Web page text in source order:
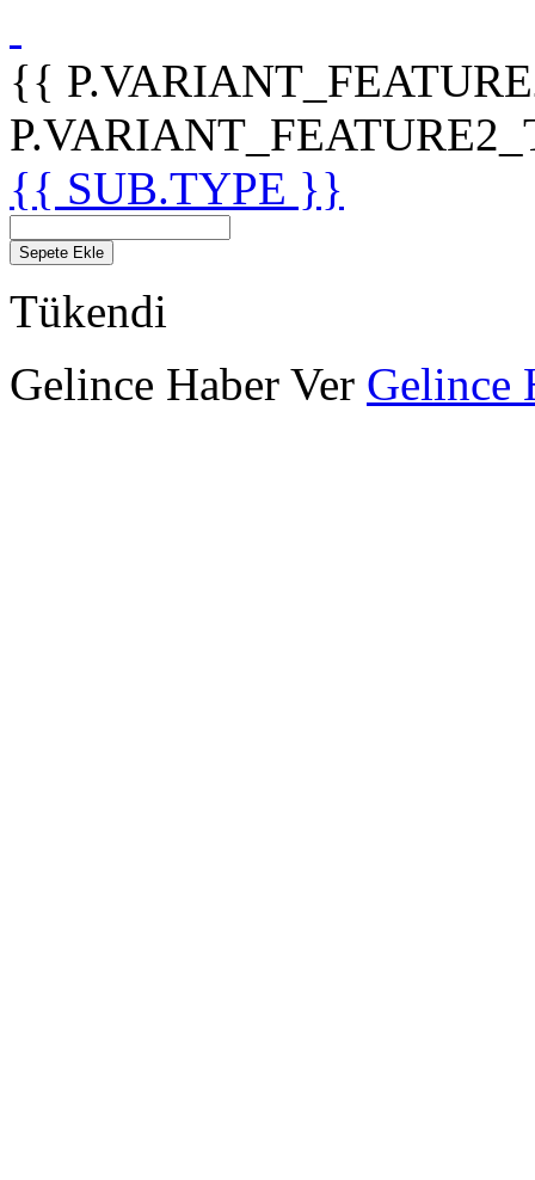
{{
{{ SUB.TYPE }}
Sepete Ekle
Tükendi
Gelince Haber Ver Gelince